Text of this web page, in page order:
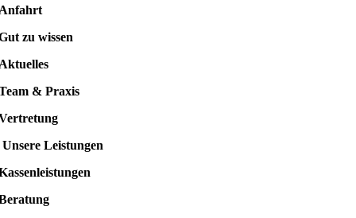
zu wissen
& Praxis
Unsere Leistungen